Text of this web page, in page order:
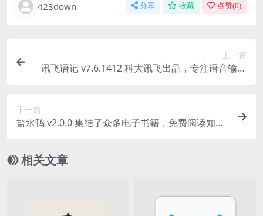
423down 分享 收藏 点赞(0)
上一篇
讯飞语记 v7.6.1412 科大讯飞出品，专注语音输入
下一篇
盐水鸭 v2.0.0 集结了众多电子书籍，免费阅读知乎
相关文章